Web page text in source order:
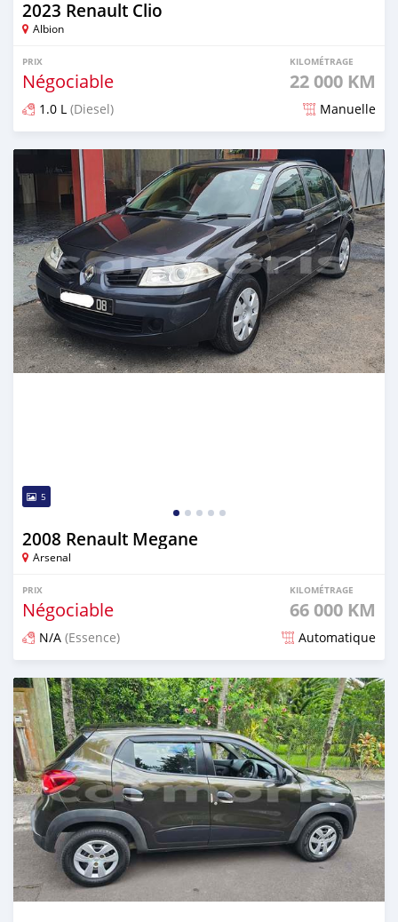
2023 Renault Clio
Albion
PRIX
Négociable
KILOMÉTRAGE
22 000 KM
1.0 L (Diesel) Manuelle
Publié il y a plus d'un an
5
2008 Renault Megane
Arsenal
PRIX
Négociable
KILOMÉTRAGE
66 000 KM
N/A (Essence) Automatique
Publié il y a plus d'un an